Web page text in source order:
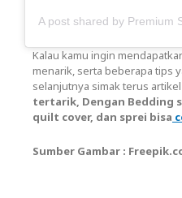
Kalau kamu ingin
menarik, serta beberapa tips
selanjutnya simak terus artikel
tertarik, Dengan Bedding
quilt cover, dan sprei bisa
Sumber Gambar :